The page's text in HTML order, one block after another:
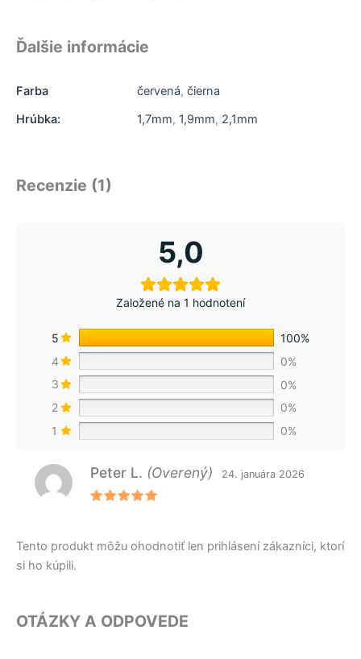
Ďalšie informácie
Farba červená, čierna
Hrúbka:
1,7mm, 1,9mm, 2,1mm
Recenzie (1)
5,0
Založené na 1 hodnotení
5
100%
4
0%
3
0%
2
0%
1
0%
Peter L. (Overený) 24. januára 2026
Tento produkt môžu ohodnotiť len prihlásení zákazníci, ktorí
si ho kúpili.
OTÁZKY A ODPOVEDE